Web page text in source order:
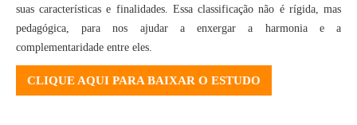
suas características e finalidades. Essa classificação não é rígida, mas
pedagógica, para nos ajudar a enxergar a harmonia e a
complementaridade entre eles.
CLIQUE AQUI PARA BAIXAR O ESTUDO